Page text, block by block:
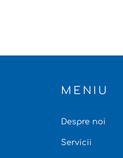
MENIU
Despre noi
Servicii